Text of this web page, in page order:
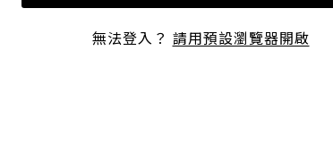
無法登入？ 請用預設瀏覽器開啟